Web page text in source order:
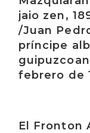
jaio zen,
/Juan
príncipe
febrero de
El Fronton